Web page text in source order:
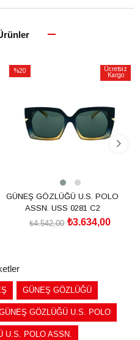
%20
Ücretsiz
Kargo
GÜNEŞ GÖZLÜĞÜ U.S. POLO
ASSN. USS 0281 C2
₺3.634,00
₺4.542,00
GÜNEŞ GÖZLÜĞÜ
GÖZLÜĞÜ U.S. POLO
U.S. POLO ASSN.